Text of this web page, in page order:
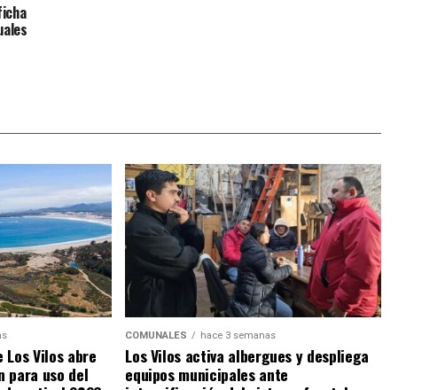
Los Vilos abre
para uso del
COMUNALES hace 3 semanas
Los Vilos activa albergues y despliega
equipos municipales ante